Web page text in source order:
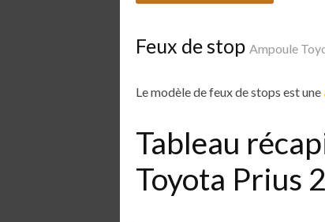
Feux de stop Ampoule
Le modèle de feux de stops est une
Tableau
Toyota Prius